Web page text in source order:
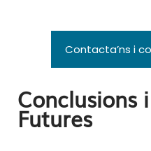
Contacta’ns i
Conclusions
Futures